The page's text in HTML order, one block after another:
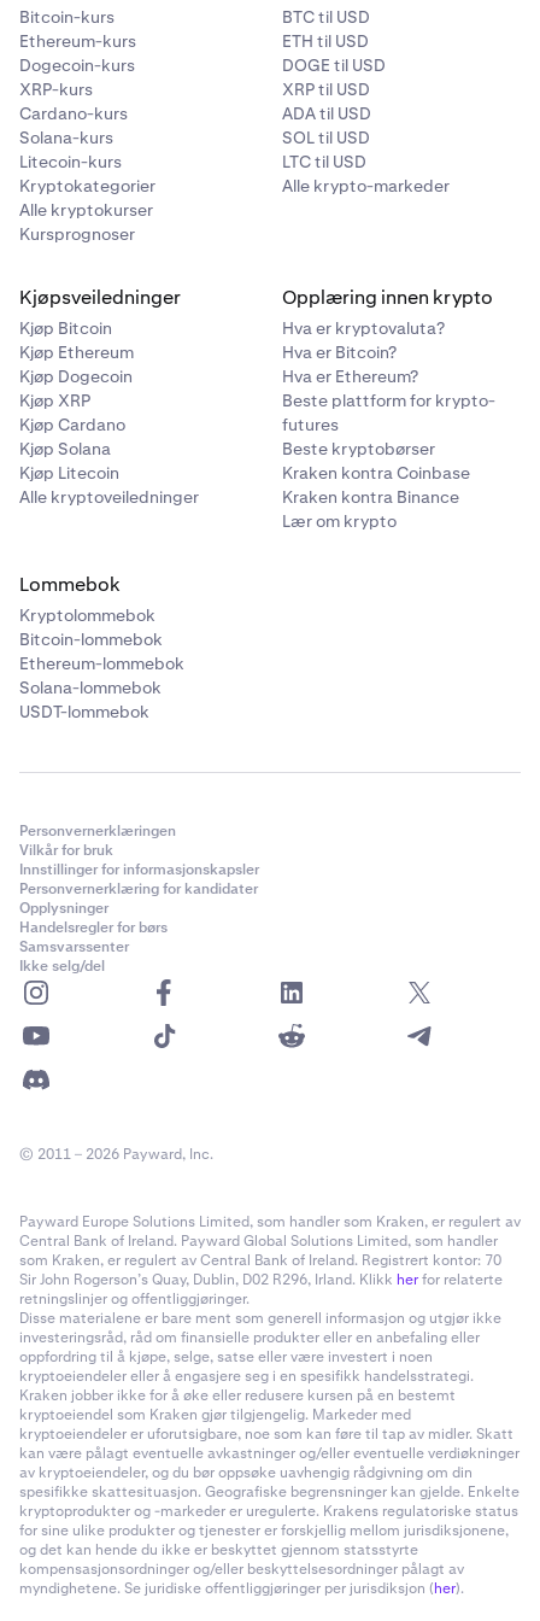
kankjøpe, selge og konverterekryptovalutaer.
Bitcoin-kurs
Ethereum-kurs
Dogecoin-kurs
XRP-kurs
Cardano-kurs
Solana-kurs
Litecoin-kurs
Kryptokategorier
Alle kryptokurser
Kursprognoser
BTC til USD
ETH til USD
DOGE til USD
XRP til USD
ADA til USD
SOL til USD
LTC til USD
Alle krypto-markeder
Kjøpsveiledninger
Kjøp Bitcoin
Kjøp Ethereum
Kjøp Dogecoin
Kjøp XRP
Kjøp Cardano
Kjøp Solana
Kjøp Litecoin
Alle kryptoveiledninger
Opplæring innen krypto
Hva er kryptovaluta?
Hva er Bitcoin?
Hva er Ethereum?
Beste plattform for krypto-
futures
Beste kryptobørser
Kraken kontra Coinbase
Kraken kontra Binance
Lær om krypto
Lommebok
Kryptolommebok
Bitcoin-lommebok
Ethereum-lommebok
Solana-lommebok
USDT-lommebok
Personvernerklæringen
Vilkår for bruk
Innstillinger for informasjonskapsler
Personvernerklæring for kandidater
Opplysninger
Handelsregler for børs
Samsvarssenter
Ikke selg/del
© 2011 – 2026 Payward, Inc.
Payward Europe Solutions Limited, som handler som Kraken, er regulert av
Central Bank of Ireland. Payward Global Solutions Limited, som handler
som Kraken, er regulert av Central Bank of Ireland. Registrert kontor: 70
Sir John Rogerson’s Quay, Dublin, D02 R296, Irland. Klikk herfor relaterte
retningslinjer og offentliggjøringer.
Disse materialene er bare ment som generell informasjon og utgjør ikke
investeringsråd, råd om finansielle produkter eller en anbefaling eller
oppfordring til å kjøpe, selge, satse eller være investert i noen
kryptoeiendeler eller å engasjere seg i en spesifikk handelsstrategi.
Kraken jobber ikke for å øke eller redusere kursen på en bestemt
kryptoeiendel som Kraken gjør tilgjengelig. Markeder med
kryptoeiendeler er uforutsigbare, noe som kan føre til tap av midler. Skatt
kan være pålagt eventuelle avkastninger og/eller eventuelle verdiøkninger
av kryptoeiendeler, og du bør oppsøke uavhengig rådgivning om din
spesifikke skattesituasjon. Geografiske begrensninger kan gjelde. Enkelte
kryptoprodukter og -markeder er uregulerte. Krakens regulatoriske status
for sine ulike produkter og tjenester er forskjellig mellom jurisdiksjonene,
og det kan hende du ikke er beskyttet gjennom statsstyrte
kompensasjonsordninger og/eller beskyttelsesordninger pålagt av
myndighetene. Se juridiske offentliggjøringer per jurisdiksjon (her).